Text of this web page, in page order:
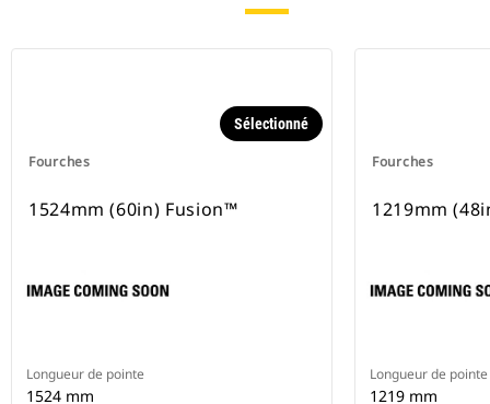
Fourches
Sélectionné
1524mm (60in) Fusion™
Longueur de pointe
1524 mm
Fourches
1219mm
Longueur de pointe
1219 mm